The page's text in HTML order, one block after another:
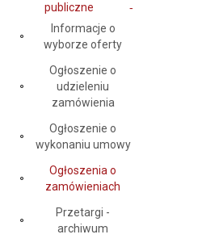
publiczne
Informacje o
wyborze oferty
Ogłoszenie o
udzieleniu
zamówienia
Ogłoszenie o
wykonaniu umowy
Ogłoszenia o
zamówieniach
Przetargi -
archiwum